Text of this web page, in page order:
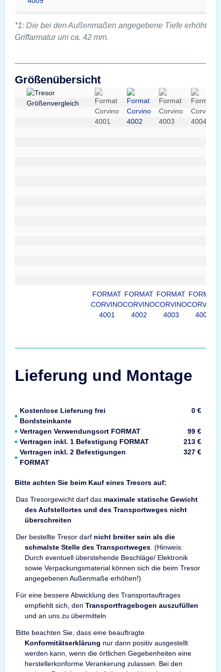
*1: Die bei den Außenmaßen angegebene Tiefe erhöht
Griffarmatur um ca. 42 mm.
Größenübersicht
FORMAT
CORVINO
4001
FORMAT
CORVINO
4002
FORMAT
CORVINO
4003
FORMAT
CORVINO
4004
Lieferung und Montage
Kostenlose Lieferung frei
Bordsteinkante
0 €
Vertragen Verwendungsort FORMAT
99 €
Vertragen inkl. 1 Befestigung FORMAT
213 €
Vertragen inkl. 2 Befestigungen
FORMAT
327 €
Bitte achten Sie beim Kauf eines Tresors auf:
Das Tresorgewicht darf das maximale statische Gewicht
des Aufstellortes und des Transportweges nicht
überschreiten
Der bestellte Tresor darf nicht breiter sein als die
schmalste Stelle des Transportweges . (Hinweis:
Durch eventuell überstehende Beschläge/ Elektronik
sowie Verpackungsmaterial können sich die beim Tresor
angegebenen Außenmaße erhöhen!)
Für eine bessere Abwicklung des Transportauftrages
empfiehlt sich, den Transportfragebogen auszufüllen
und an uns zu übermitteln
Bitte beachten Sie, dass eine beauftragte
Konformitätserklärung nur dann positiv ausgestellt
werden kann, wenn die örtlichen Gegebenheiten eine
herstellerkonforme Verankerung zulassen. Bei den